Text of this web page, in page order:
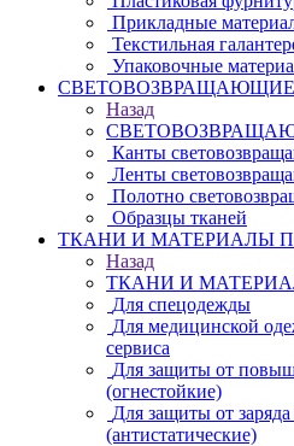
Прикладные
Текстильная
Упаковочные
Назад
Канты
Ленты
Полотно
Образцы тканей
ТКАНИ И МАТЕРИАЛЫ
Назад
ТКАНИ И
Для спецодежды
Для медицинской
сервиса
Для защиты от
(огнестойкие)
Для защиты от заряда
(антистатические)